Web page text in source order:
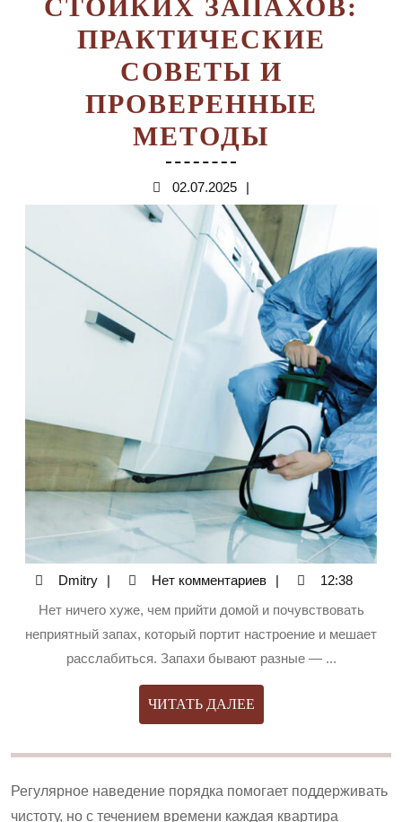
СТОЙКИХ ЗАПАХОВ:
ПРАКТИЧЕСКИЕ
СОВЕТЫ И
ПРОВЕРЕННЫЕ
МЕТОДЫ
ОТ
СОВЕТЫ
И
02.07.2025
Dmitry DmitryНет комментариев
12:38
Нет ничего хуже, чем прийти домой и почувствовать
неприятный запах, который портит настроение и мешает
расслабиться. Запахи бывают разные — ...
ЧИТАТЬ ДАЛЕЕЧИТАТЬ
ДАЛЕЕ
Регулярное наведение порядка помогает поддерживать
чистоту, но с течением времени каждая квартира